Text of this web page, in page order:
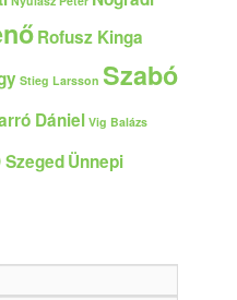
Rofusz Kinga
Stieg Larsson Szabó
Dániel Vig Balázs
SzegedÜnnepi